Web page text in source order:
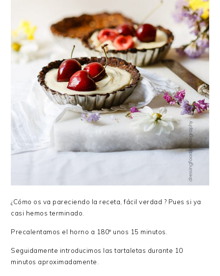
¿Cómo os va pareciendo la receta, fácil verdad ? Pues si ya
casi hemos terminado.
Precalentamos el horno a 180º unos 15 minutos.
Seguidamente introducimos las tartaletas durante 10
minutos aproximadamente.